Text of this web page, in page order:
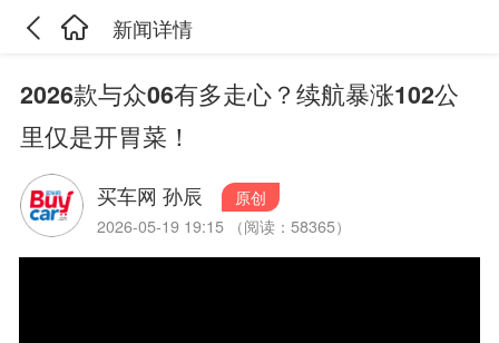
新闻详情
2026款与众06有多走心？续航暴涨102公
里仅是开胃菜！
买车网 孙辰
原创
2026-05-19 19:15 （阅读：58365）